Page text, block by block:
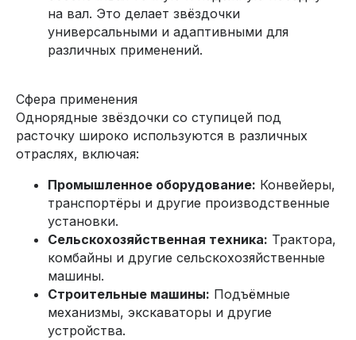
на вал. Это делает звёздочки
универсальными и адаптивными для
различных применений.
Сфера применения
Однорядные звёздочки со ступицей под
расточку широко используются в различных
отраслях, включая:
Промышленное оборудование: Конвейеры,
транспортёры и другие производственные
установки.
Сельскохозяйственная техника: Трактора,
комбайны и другие сельскохозяйственные
машины.
Строительные машины: Подъёмные
механизмы, экскаваторы и другие
устройства.